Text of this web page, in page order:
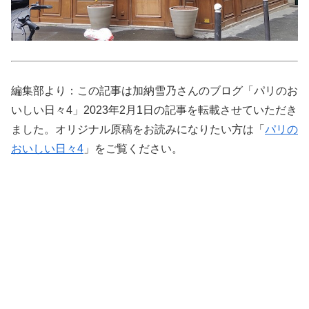
編集部より：この記事は加納雪乃さんのブログ「パリのお
いしい日々4」2023年2月1日の記事を転載させていただき
ました。オリジナル原稿をお読みになりたい方は「 パリの
おいしい日々4 」をご覧ください。